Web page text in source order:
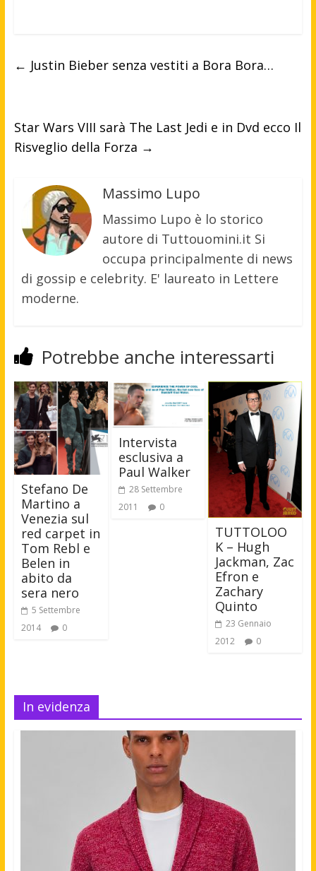
← Justin Bieber senza vestiti a Bora Bora…
Star Wars VIII sarà The Last Jedi e in Dvd ecco Il
Risveglio della Forza →
Massimo Lupo
Massimo Lupo è lo storico
autore di Tuttouomini.it Si
occupa principalmente di news
di gossip e celebrity. E' laureato in Lettere
moderne.
Potrebbe anche interessarti
Stefano De
Martino a
Venezia sul
red carpet in
Tom Rebl e
Belen in
abito da
sera nero
5 Settembre
2014
0
Intervista
esclusiva a
Paul Walker
28 Settembre
2011
0
TUTTOLOO
K – Hugh
Jackman, Zac
Efron e
Zachary
Quinto
23 Gennaio
2012
0
In evidenza